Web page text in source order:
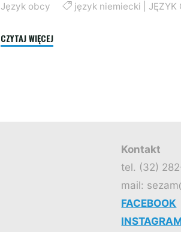
Język obcy język niemiecki JĘZYK
CZYTAJ WIĘCEJ"JĘZYK
Kontakt
tel. (32)
mail:
FACEBOOK